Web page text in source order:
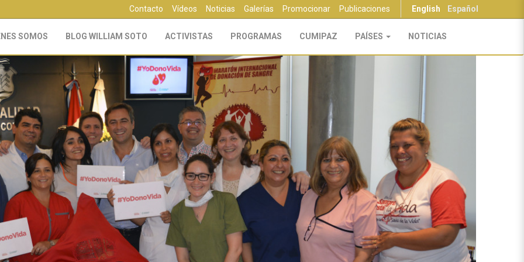
English Español
Contacto Vídeos Noticias Galerías Promocionar Publicaciones
SOMOS BLOG WILLIAM SOTO ACTIVISTAS PROGRAMAS CUMIPAZ PAÍSES NOTICIAS